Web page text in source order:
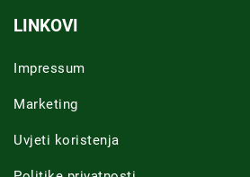
LINKOVI
Impressum
Marketing
Uvjeti koristenja